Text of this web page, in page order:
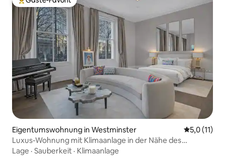
Beliebter Gäste-Favorit.
Eigentumswohnung in Westminster
5,0 (11)
Luxus-Wohnung mit Klimaanlage in der Nähe des
Buckingham Palace
Lage · Sauberkeit · Klimaanlage